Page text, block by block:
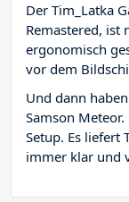
Der Tim_Latka
Remastered, ist
ergonomisch
vor dem
Und dann
Samson
Setup. Es liefert
immer klar und